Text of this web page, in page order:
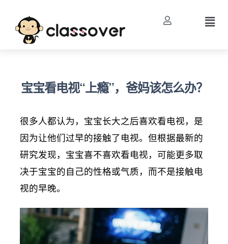
宝宝看电视“上瘾”，爸妈该怎么办？
很多人都认为，宝宝长大之后喜欢看电视，是
因为让他们过早的接触了电视。但根据最新的
研究发现，宝宝喜不喜欢看电视，可能更多取
决于宝宝的自己的性格或气质，而不是接触电
视的早晚。